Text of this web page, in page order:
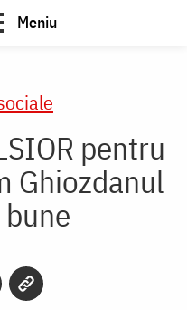
Meniu
pentru
Ghiozdanul